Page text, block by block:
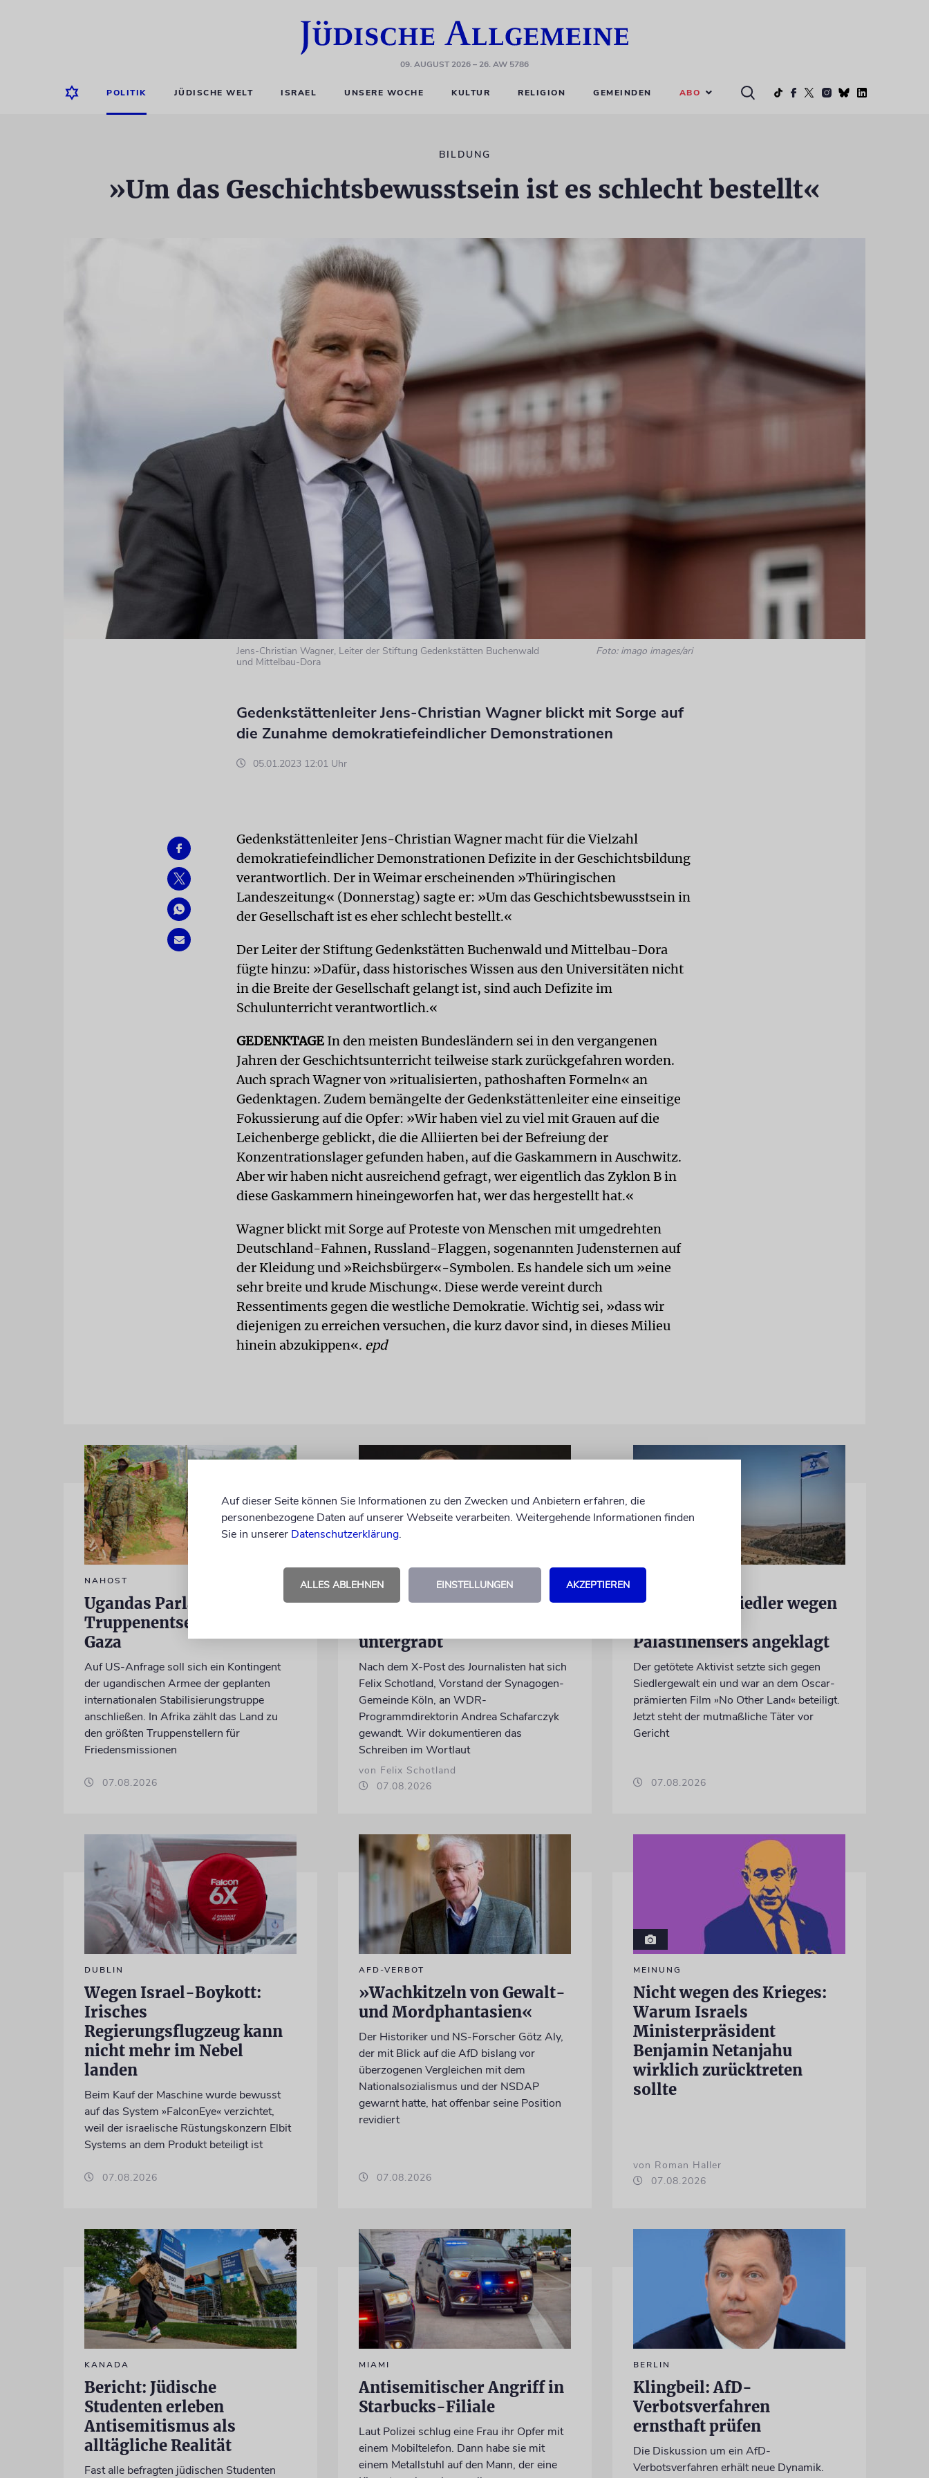
09. AUGUST 2026– 26. AW 5786
POLITIK JÜDISCHE WELT ISRAEL UNSERE WOCHE KULTUR RELIGION GEMEINDEN ABO
BILDUNG
»Um das Geschichtsbewusstsein ist es schlecht bestellt«
Jens-Christian Wagner, Leiter der Stiftung Gedenkstätten Buchenwald
und Mittelbau-Dora
Foto: imago images/ari
Gedenkstättenleiter Jens-Christian Wagner blickt mit Sorge auf
die Zunahme demokratiefeindlicher Demonstrationen
05.01.2023 12:01 Uhr
Gedenkstättenleiter Jens-Christian Wagner macht für die Vielzahl
demokratiefeindlicher Demonstrationen Defizite in der Geschichtsbildung
verantwortlich. Der in Weimar erscheinenden »Thüringischen
Landeszeitung« (Donnerstag) sagte er: »Um das Geschichtsbewusstsein in
der Gesellschaft ist es eher schlecht bestellt.«
Der Leiter der Stiftung Gedenkstätten Buchenwald und Mittelbau-Dora
fügte hinzu: »Dafür, dass historisches Wissen aus den Universitäten nicht
in die Breite der Gesellschaft gelangt ist, sind auch Defizite im
Schulunterricht verantwortlich.«
GEDENKTAGE In den meisten Bundesländern sei in den vergangenen
Jahren der Geschichtsunterricht teilweise stark zurückgefahren worden.
Auch sprach Wagner von »ritualisierten, pathoshaften Formeln« an
Gedenktagen. Zudem bemängelte der Gedenkstättenleiter eine einseitige
Fokussierung auf die Opfer: »Wir haben viel zu viel mit Grauen auf die
Leichenberge geblickt, die die Alliierten bei der Befreiung der
Konzentrationslager gefunden haben, auf die Gaskammern in Auschwitz.
Aber wir haben nicht ausreichend gefragt, wer eigentlich das Zyklon B in
diese Gaskammern hineingeworfen hat, wer das hergestellt hat.«
Wagner blickt mit Sorge auf Proteste von Menschen mit umgedrehten
Deutschland-Fahnen, Russland-Flaggen, sogenannten Judensternen auf
der Kleidung und »Reichsbürger«-Symbolen. Es handele sich um »eine
sehr breite und krude Mischung«. Diese werde vereint durch
Ressentiments gegen die westliche Demokratie. Wichtig sei, »dass wir
diejenigen zu erreichen versuchen, die kurz davor sind, in dieses Milieu
hinein abzukippen«. epd
NAHOST
Ugandas Parlament billigt
Truppenentsendung nach
Gaza
Auf US-Anfrage soll sich ein Kontingent
der ugandischen Armee der geplanten
internationalen Stabilisierungstruppe
anschließen. In Afrika zählt das Land zu
den größten Truppenstellern für
Friedensmissionen
07.08.2026
MEINUNG
Wie Georg Restle die
untergräbt
Nach dem X-Post des Journalisten hat sich
Felix Schotland, Vorstand der Synagogen-
Gemeinde Köln, an WDR-
Programmdirektorin Andrea Schafarczyk
gewandt. Wir dokumentieren das
Schreiben im Wortlaut
von Felix Schotland
07.08.2026
Israelischer Siedler wegen
Palästinensers angeklagt
Der getötete Aktivist setzte sich gegen
Siedlergewalt ein und war an dem Oscar-
prämierten Film »No Other Land« beteiligt.
Jetzt steht der mutmaßliche Täter vor
Gericht
07.08.2026
DUBLIN
Wegen Israel-Boykott:
Irisches
Regierungsflugzeug kann
nicht mehr im Nebel
landen
Beim Kauf der Maschine wurde bewusst
auf das System »FalconEye« verzichtet,
weil der israelische Rüstungskonzern Elbit
Systems an dem Produkt beteiligt ist
07.08.2026
AFD-VERBOT
»Wachkitzeln von Gewalt-
und Mordphantasien«
Der Historiker und NS-Forscher Götz Aly,
der mit Blick auf die AfD bislang vor
überzogenen Vergleichen mit dem
Nationalsozialismus und der NSDAP
gewarnt hatte, hat offenbar seine Position
revidiert
07.08.2026
MEINUNG
Nicht wegen des Krieges:
Warum Israels
Ministerpräsident
Benjamin Netanjahu
wirklich zurücktreten
sollte
von Roman Haller
07.08.2026
KANADA
Bericht: Jüdische
Studenten erleben
Antisemitismus als
alltägliche Realität
Fast alle befragten jüdischen Studenten
MIAMI
Antisemitischer Angriff in
Starbucks-Filiale
Laut Polizei schlug eine Frau ihr Opfer mit
einem Mobiltelefon. Dann habe sie mit
einem Metallstuhl auf den Mann, der eine
BERLIN
Klingbeil: AfD-
Verbotsverfahren
ernsthaft prüfen
Die Diskussion um ein AfD-
Verbotsverfahren erhält neue Dynamik.
Auf dieser Seite können Sie Informationen zu den Zwecken und Anbietern erfahren, die
personenbezogene Daten auf unserer Webseite verarbeiten. Weitergehende Informationen finden
Sie in unserer Datenschutzerklärung.
ALLES ABLEHNEN EINSTELLUNGEN AKZEPTIEREN